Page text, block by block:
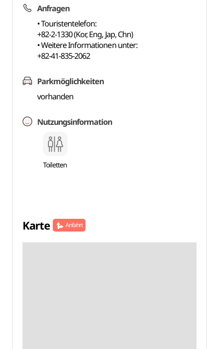
Anfragen
• Touristentelefon:
+82-2-1330 (Kor, Eng, Jap, Chn)
• Weitere Informationen unter:
+82-41-835-2062
Parkmöglichkeiten
vorhanden
Nutzungsinformation
Toiletten
Karte Anfahrt